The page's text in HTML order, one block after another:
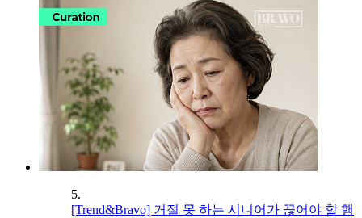
5.
[Trend&Bravo] 거절 못 하는 시니어가 끊어야 할 행